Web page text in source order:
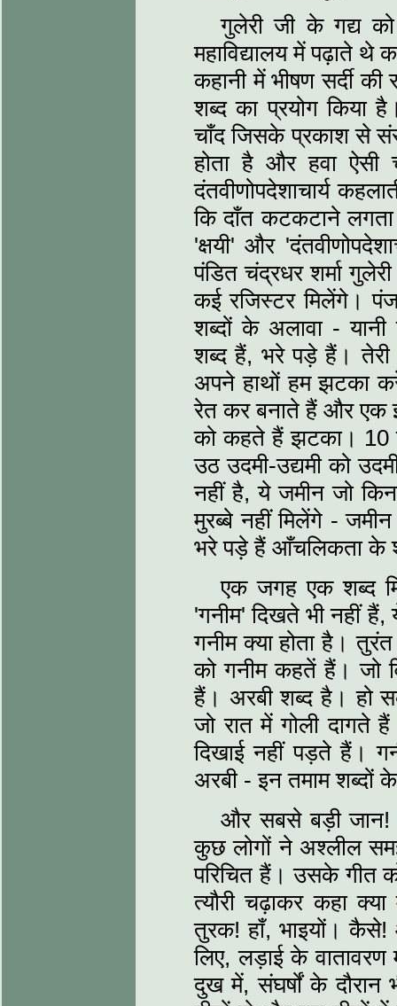
गुलेरी जी के गद्य
महाविद्यालय में पढ़ाते
कहानी में भीषण सर्दी
शब्‍द का प्रयोग किया
चाँद जिसके प्रकाश से
होता है और हवा ऐसी
दंतवीणोपदेशाचार्य
कि दाँत कटकटाने लगता
'क्षयी' और
पंडित चंद्रधर शर्मा
कई रजिस्‍टर मिलेंगे।
शब्‍दों के अलावा -
शब्‍द हैं, भरे पड़े हैं। तेरी
अपने हाथों हम झटका
रेत कर बनाते हैं और एक
को कहते हैं झटका। 10
उठ उदमी-उद्यमी को
नहीं है, ये जमीन जो
मुरब्‍बे नहीं मिलेंगे -
भरे पड़े हैं आँचलिकता के
एक जगह एक शब्‍द
'गनीम' दिखते भी नहीं हैं,
गनीम क्‍या होता है।
को गनीम कहतें हैं। जो
हैं। अरबी शब्‍द है। हो
जो रात में गोली दागते
दिखाई नहीं पड़ते हैं।
अरबी - इन तमाम शब्‍दों
और सबसे बड़ी जान!
कुछ लोगों ने अश्‍लील
परिचित हैं। उसके गीत
त्‍यौरी चढ़ाकर कहा
तुरक! हाँ, भाइयों।
लिए, लड़ाई के
दुख में, संघर्षों के